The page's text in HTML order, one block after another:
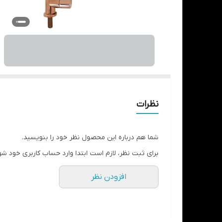
نظرات
شما هم درباره این محصول نظر خود را بنویسید.
برای ثبت نظر، لازم است ابتدا وارد حساب کاربری خود
افزودن نظر